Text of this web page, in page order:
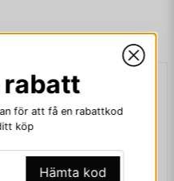
rabatt
för att få en rabattkod
köp
Hämta kod